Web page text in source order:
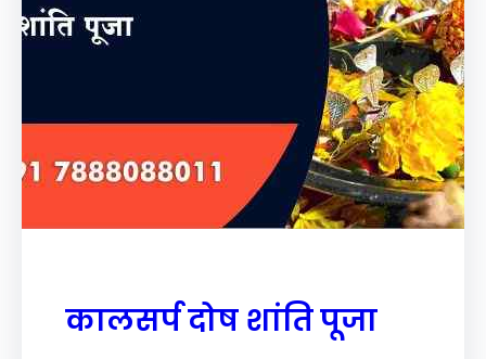
कालसर्प दोष शांति पूजा